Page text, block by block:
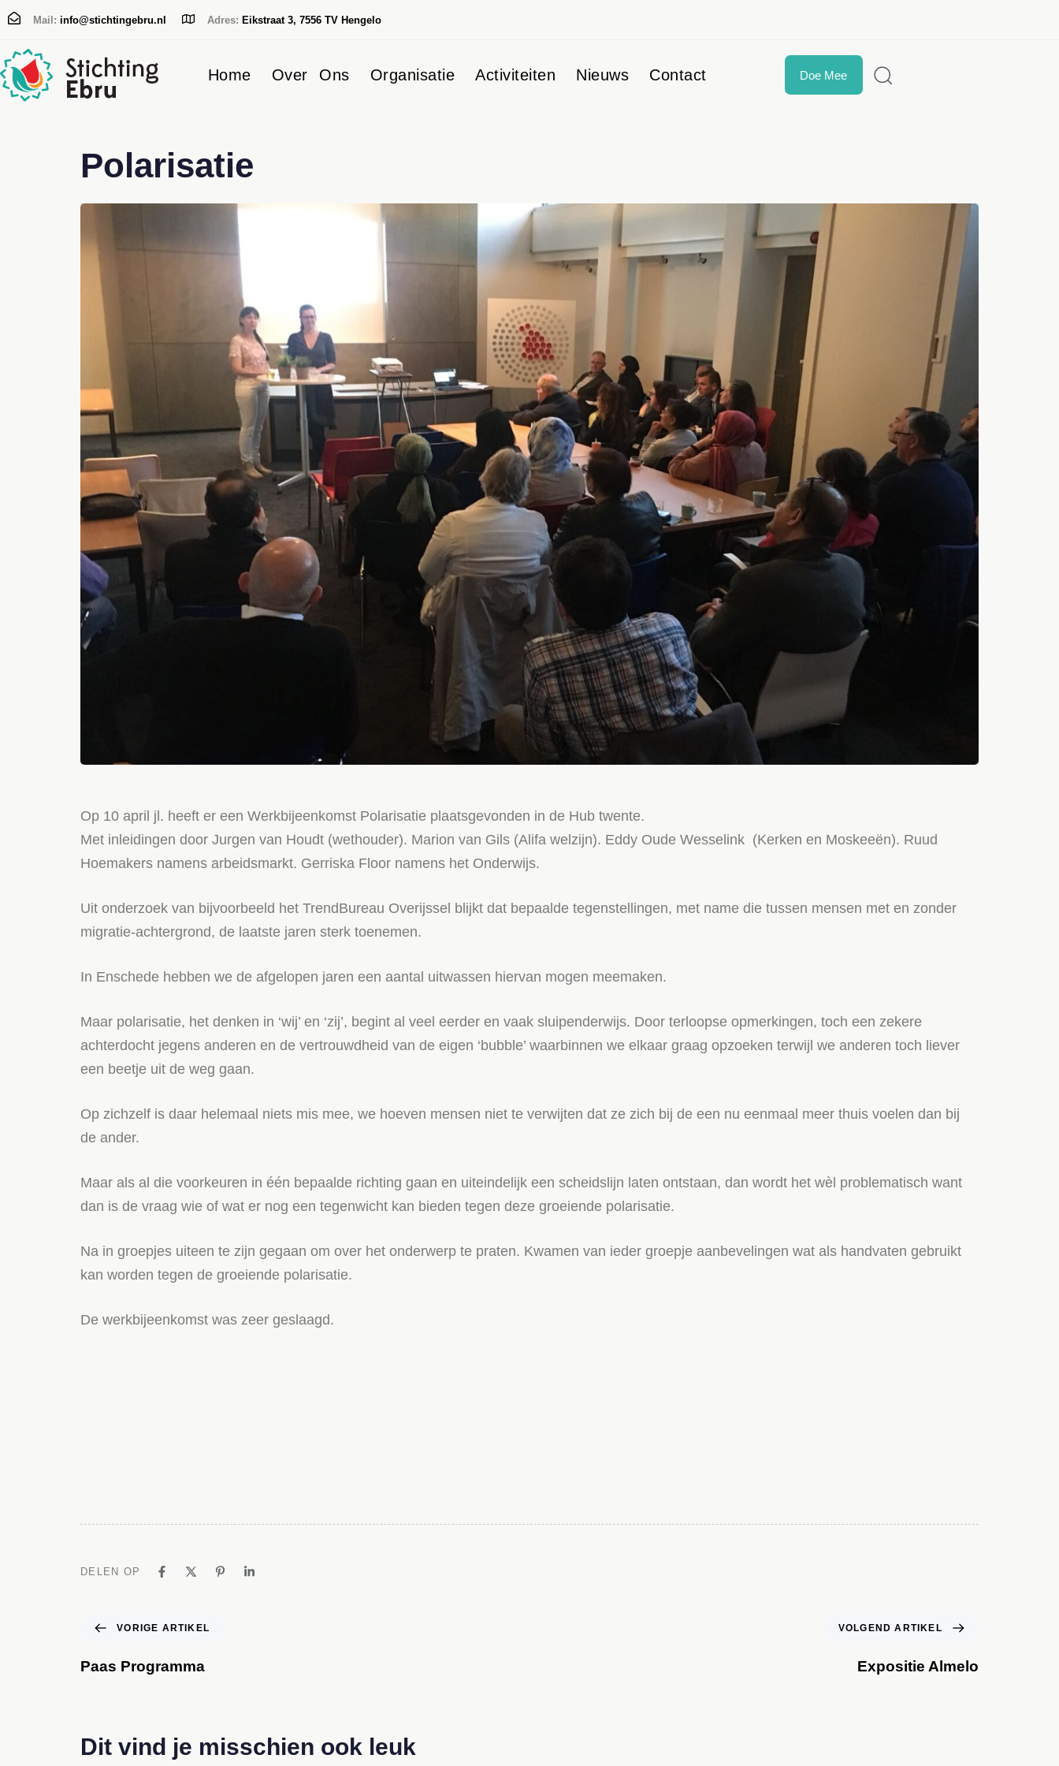
Mail: info@stichtingebru.nl Adres: Eikstraat 3, 7556 TV Hengelo
Home Over Ons Organisatie Activiteiten Nieuws Contact Doe Mee
Polarisatie
Op 10 april jl. heeft er een Werkbijeenkomst Polarisatie plaatsgevonden in de Hub twente.
Met inleidingen door Jurgen van Houdt (wethouder). Marion van Gils (Alifa welzijn). Eddy Oude Wesselink (Kerken en Moskeeën). Ruud
Hoemakers namens arbeidsmarkt. Gerriska Floor namens het Onderwijs.
Uit onderzoek van bijvoorbeeld het TrendBureau Overijssel blijkt dat bepaalde tegenstellingen, met name die tussen mensen met en zonder
migratie-achtergrond, de laatste jaren sterk toenemen.
In Enschede hebben we de afgelopen jaren een aantal uitwassen hiervan mogen meemaken.
Maar polarisatie, het denken in ‘wij’ en ‘zij’, begint al veel eerder en vaak sluipenderwijs. Door terloopse opmerkingen, toch een zekere
achterdocht jegens anderen en de vertrouwdheid van de eigen ‘bubble’ waarbinnen we elkaar graag opzoeken terwijl we anderen toch liever
een beetje uit de weg gaan.
Op zichzelf is daar helemaal niets mis mee, we hoeven mensen niet te verwijten dat ze zich bij de een nu eenmaal meer thuis voelen dan bij
de ander.
Maar als al die voorkeuren in één bepaalde richting gaan en uiteindelijk een scheidslijn laten ontstaan, dan wordt het wèl problematisch want
dan is de vraag wie of wat er nog een tegenwicht kan bieden tegen deze groeiende polarisatie.
Na in groepjes uiteen te zijn gegaan om over het onderwerp te praten. Kwamen van ieder groepje aanbevelingen wat als handvaten gebruikt
kan worden tegen de groeiende polarisatie.
De werkbijeenkomst was zeer geslaagd.
DELEN OP
VORIGE ARTIKEL
Paas Programma
VOLGEND ARTIKEL
Expositie Almelo
Dit vind je misschien ook leuk